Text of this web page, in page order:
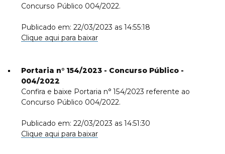
Concurso Público 004/2022.
Publicado em: 22/03/2023 as 14:55:18
Clique aqui para baixar
Portaria n° 154/2023 - Concurso Público -
004/2022
Confira e baixe Portaria n° 154/2023 referente ao
Concurso Público 004/2022.
Publicado em: 22/03/2023 as 14:51:30
Clique aqui para baixar